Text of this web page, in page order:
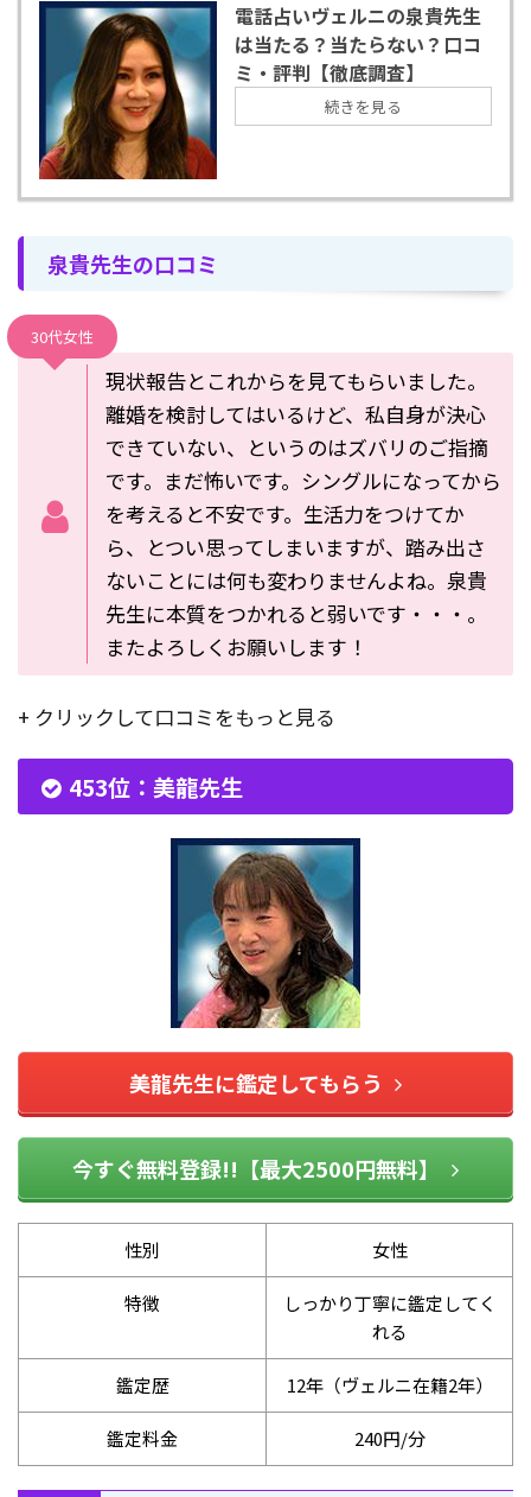
電話占いヴェルニの泉貴先生
は当たる？当たらない？口コ
ミ・評判【徹底調査】
続きを見る
泉貴先生の口コミ
30代女性
現状報告とこれからを見てもらいました。
離婚を検討してはいるけど、私自身が決心
できていない、というのはズバリのご指摘
です。まだ怖いです。シングルになってから
を考えると不安です。生活力をつけてか
ら、とつい思ってしまいますが、踏み出さ
ないことには何も変わりませんよね。泉貴
先生に本質をつかれると弱いです・・・。
またよろしくお願いします！
+ クリックして口コミをもっと見る
453位：美龍先生
美龍先生に鑑定してもらう
今すぐ無料登録!!【最大2500円無料】
性別 女性
特徴
しっかり丁寧に鑑定してく
れる
鑑定歴 12年（ヴェルニ在籍2年）
鑑定料金 240円/分